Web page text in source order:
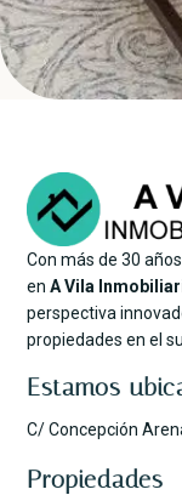
Con más de 30
enA Vila
perspectiva
propiedades en el
Estamos
C/ Concepción
Propiedades